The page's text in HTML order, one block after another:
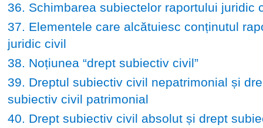
36. Schimbarea subiectelor raportului juridic
37. Elementele care alcătuiesc conținutul
juridic civil
38. Noțiunea “drept subiectiv civil”
39. Dreptul subiectiv civil nepatrimonial și
subiectiv civil patrimonial
40. Drept subiectiv civil absolut și drept